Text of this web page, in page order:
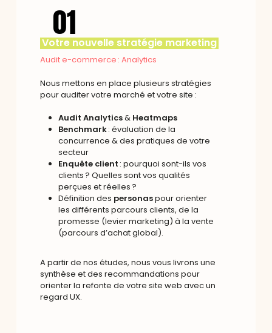
Votre nouvelle stratégie marketing
Audit e-commerce : Analytics
Nous mettons en place plusieurs stratégies
pour auditer votre marché et votre site :
Audit Analytics& Heatmaps
Benchmark: évaluation de la
concurrence & des pratiques de votre
secteur
Enquête client : pourquoi sont-ils vos
clients ? Quelles sont vos qualités
perçues et réelles ?
Définition des personaspour orienter
les différents parcours clients, de la
promesse (levier marketing) à la vente
(parcours d’achat global).
A partir de nos études, nous vous livrons une
synthèse et des recommandations pour
orienter la refonte de votre site web avec un
regard UX.
01